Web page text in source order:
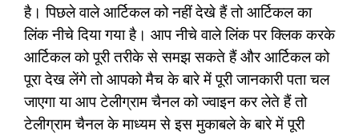
है। पिछले वाले आर्टिकल को नहीं देखे हैं तो आर्टिकल का
लिंक नीचे दिया गया है। आप नीचे वाले लिंक पर क्लिक करके
आर्टिकल को पूरी तरीके से समझ सकते हैं और आर्टिकल को
पूरा देख लेंगे तो आपको मैच के बारे में पूरी जानकारी पता चल
जाएगा या आप टेलीग्राम चैनल को ज्वाइन कर लेते हैं तो
टेलीग्राम चैनल के माध्यम से इस मुकाबले के बारे में पूरी